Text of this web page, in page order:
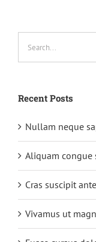
Recent Posts
Nullam neque
Aliquam congue
Cras suscipit
Vivamus ut